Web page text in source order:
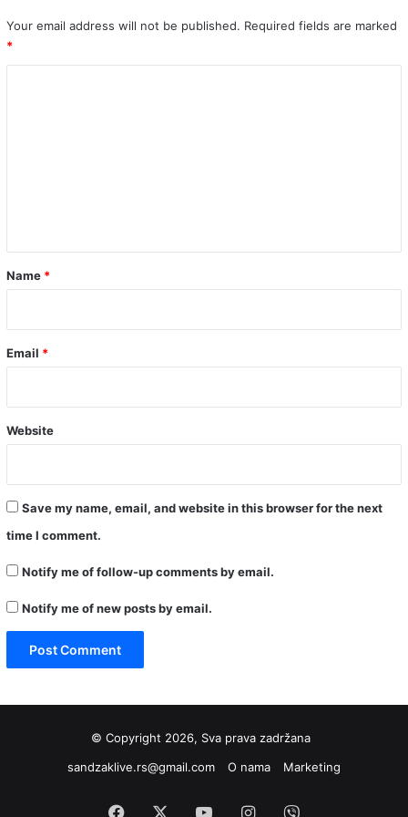
Your email address will not be published. Required fields are marked
*
*
Name *
Email *
Website
Save my name, email, and website in this browser for the next
time I comment.
Notify me of follow-up comments by email.
Notify me of new posts by email.
© Copyright 2026, Sva prava zadržana
sandzaklive.rs@gmail.com
O nama Marketing
Facebook YouTubeInstagram
Viber